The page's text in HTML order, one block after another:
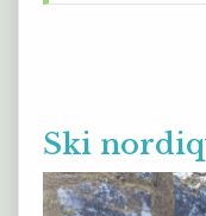
Ski